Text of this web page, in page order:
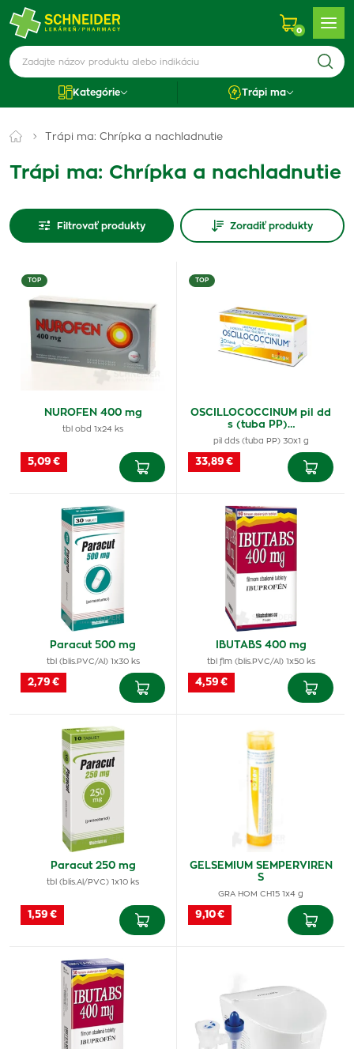
0
Kategórie Trápi ma
Trápi ma: Chrípka a nachladnutie
Trápi ma: Chrípka a nachladnutie
Filtrovať produkty Zoradiť produkty
TOP
NUROFEN 400 mg
tbl obd 1x24 ks
5,09 €
TOP
OSCILLOCOCCINUM pil dd
s (tuba PP)…
pil dds (tuba PP) 30x1 g
33,89 €
Paracut 500 mg
tbl (blis.PVC/Al) 1x30 ks
2,79 €
IBUTABS 400 mg
tbl flm (blis.PVC/Al) 1x50 ks
4,59 €
Paracut 250 mg
tbl (blis.Al/PVC) 1x10 ks
1,59 €
GELSEMIUM SEMPERVIREN
S
GRA HOM CH15 1x4 g
9,10 €